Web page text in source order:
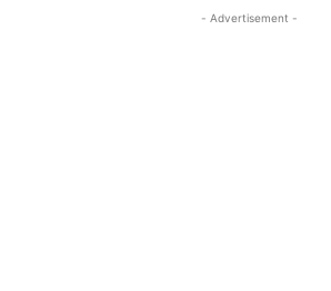
- Advertisement -